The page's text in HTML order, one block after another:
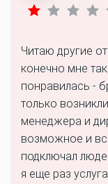
Читаю другие
конечно мне
понравилась -
только
менеджера и
возможное и
подключал
я еще раз